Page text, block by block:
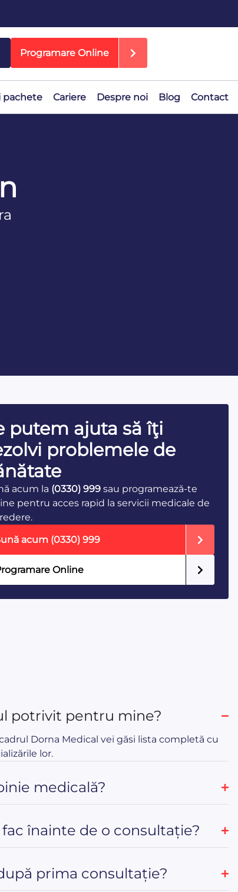
Programare Online
pachete Cariere Despre noi Blog Contact
putem ajuta să îţi
problemele de
acum la (0330) 999sau programează-te
pentru acces rapid la servicii medicale de
acum (0330) 999
Online
potrivit pentru mine?
Dorna Medical vei găsi lista completă cu
lor.
medicală?
înainte de o consultație?
prima consultație?